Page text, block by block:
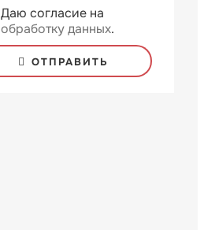
Даю согласие на
обработку данных.
ОТПРАВИТЬ